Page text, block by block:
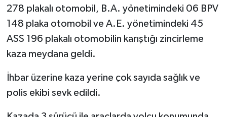
278 plakalı otomobil, B.A. yönetimindeki 06 BPV
148 plaka otomobil ve A.E. yönetimindeki 45
ASS 196 plakalı otomobilin karıştığı zincirleme
kaza meydana geldi.
İhbar üzerine kaza yerine çok sayıda sağlık ve
polis ekibi sevk edildi.